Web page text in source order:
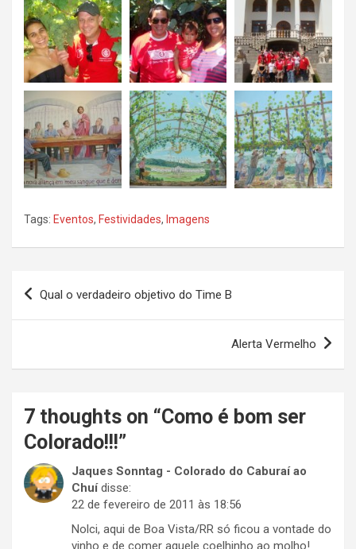
Tags: Eventos, Festividades, Imagens
Navegação
Qual o verdadeiro objetivo do Time B
Alerta Vermelho
7 thoughts on “Como é bom ser
Colorado!!!”
Jaques Sonntag - Colorado do Caburaí ao
Chuí disse:
22 de fevereiro de 2011 às 18:56
Nolci, aqui de Boa Vista/RR só ficou a vontade do
vinho e de comer aquele coelhinho ao molho!